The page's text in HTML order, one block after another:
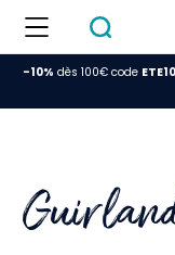
-10% dès 100€ code